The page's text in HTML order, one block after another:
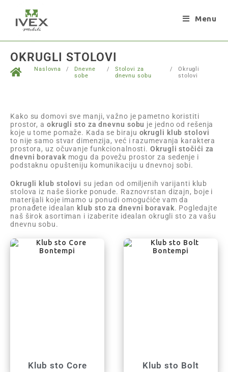
Menu
OKRUGLI STOLOVI
Naslovna /
Dnevne
sobe
/
Stolovi za
dnevnu sobu
/
Okrugli
stolovi
Kako su domovi sve manji, važno je pametno koristiti
prostor, a okrugli sto za dnevnu sobu je jedno od rešenja
koje u tome pomaže. Kada se biraju okrugli klub stolovi
to nije samo stvar dimenzija, već i razumevanja karaktera
prostora, uz očuvanje funkcionalnosti.Okrugli stočići za
dnevni boravak mogu da povežu prostor za sedenje i
podstaknu opušteniju komunikaciju u dnevnoj sobi.
Okrugli klub stolovi su jedan od omiljenih varijanti klub
stolova iz naše šiorke ponude. Raznovrstan dizajn, boje i
materijali koje imamo u ponudi omogućiće vam da
pronađete idealan klub sto za dnevni boravak. Pogledajte
naš širok asortiman i izaberite idealan okrugli sto za vašu
dnevnu sobu.
Klub sto Core Klub sto Bolt